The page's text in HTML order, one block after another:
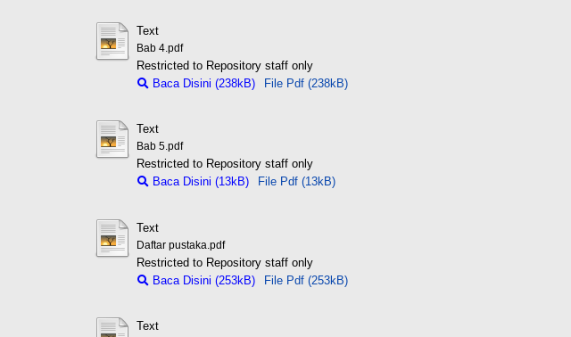
Text
Bab 4.pdf
Restricted to Repository staff only
Baca Disini (238kB)
File Pdf (238kB)
Text
Bab 5.pdf
Restricted to Repository staff only
Baca Disini (13kB)
File Pdf (13kB)
Text
Daftar pustaka.pdf
Restricted to Repository staff only
Baca Disini (253kB)
File Pdf (253kB)
Text